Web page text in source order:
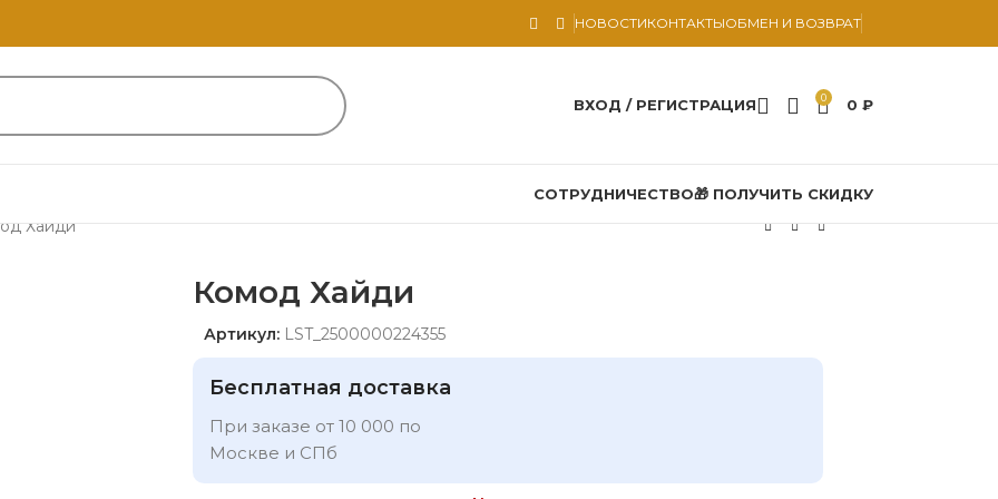
НОВОСТИКОНТАКТЫОБМЕН И ВОЗВРАТ
ВХОД / РЕГИСТРАЦИЯ 0 0 ₽
СОТРУДНИЧЕСТВО🎁 ПОЛУЧИТЬ СКИДКУ
Хайди
Комод Хайди
Артикул: LST_2500000224355
Бесплатная доставка
При заказе от 10 000 по
Москве и СПб